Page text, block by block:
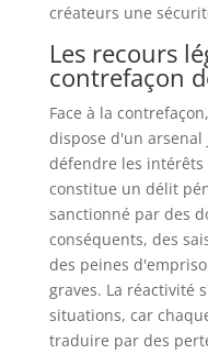
créateurs une
Les recours
contrefaçon
Face à la
dispose d'un
défendre les intérêts
constitue un délit
sanctionné par des
conséquents, des
des peines
graves. La réactivité
situations, car
traduire par des